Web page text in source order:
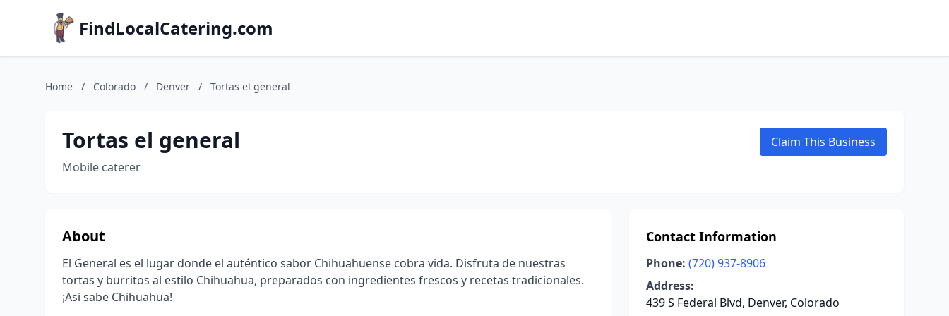
FindLocalCatering.com
Home / Colorado / Denver / Tortas el general
Tortas el general
Mobile caterer
Claim This Business
About
El General es el lugar donde el auténtico sabor Chihuahuense cobra vida. Disfruta de nuestras
tortas y burritos al estilo Chihuahua, preparados con ingredientes frescos y recetas tradicionales.
¡Asi sabe Chihuahua!
Contact Information
Phone: (720) 937-8906
Address:
439 S Federal Blvd, Denver, Colorado